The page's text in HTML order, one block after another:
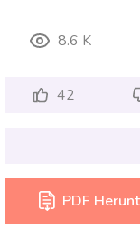
8.6 K
42
PDF